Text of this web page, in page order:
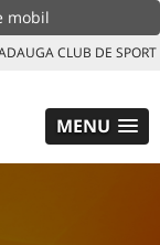
mobil
CLUB DE SPORT
MENU